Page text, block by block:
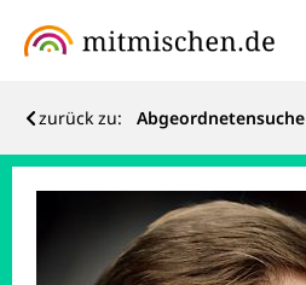
zurück zu: Abgeordnetensuche